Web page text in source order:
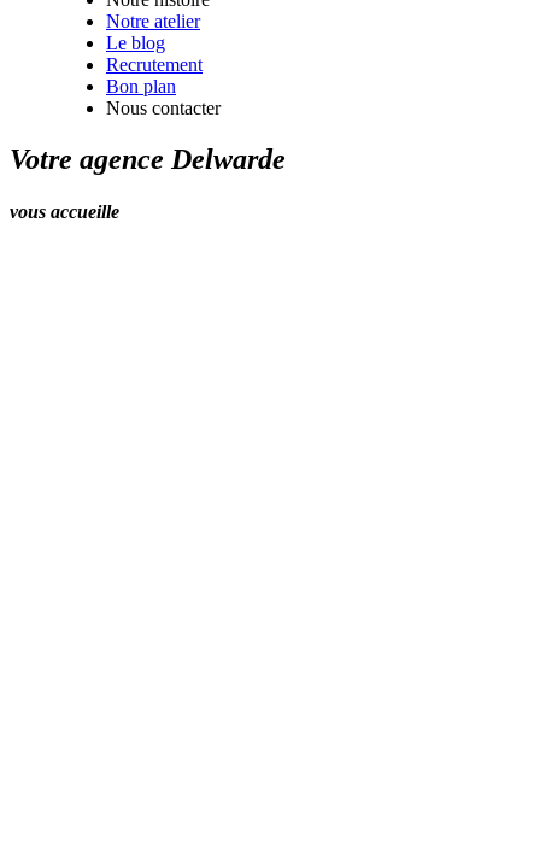
Notre atelier
Le blog
Recrutement
Bon plan
Nous contacter
Votre agence Delwarde
vous accueille